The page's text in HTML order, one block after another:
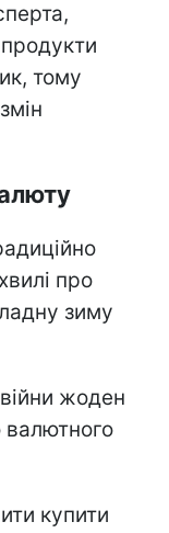
тому
про
зиму
жоден
валютного
купити